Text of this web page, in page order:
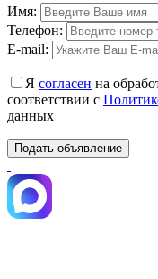
Имя:
Телефон:
E-mail:
Я согласен на
соответствии с
данных